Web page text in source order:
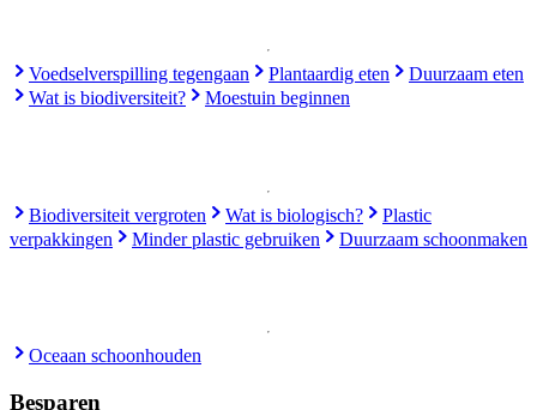
Voedselverspilling tegengaan Plantaardig eten
Duurzaam eten
Wat is biodiversiteit?
Moestuin beginnen
Biodiversiteit vergroten Wat is biologisch?
Plastic
verpakkingen
Minder plastic gebruiken Duurzaam schoonmaken
Oceaan schoonhouden
Besparen